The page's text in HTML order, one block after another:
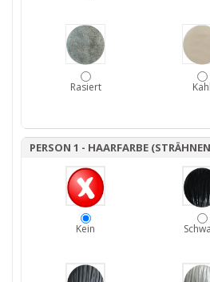
Rasiert Kahl
PERSON 1 - HAARFARBE
Kein